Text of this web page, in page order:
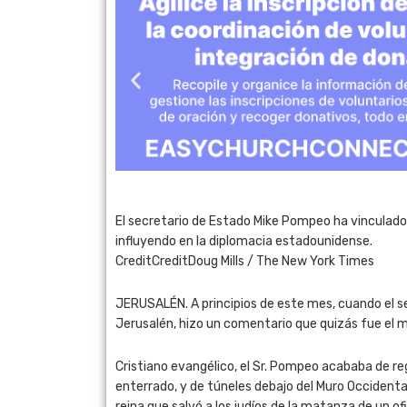
El secretario de Estado Mike Pompeo ha
influyendo en la diplomacia estadounidense.
CreditCreditDoug Mills / The New York Times
JERUSALÉN. A principios de este mes, cuando
Jerusalén, hizo un comentario que quizás fue el
Cristiano evangélico, el Sr. Pompeo acababa de
enterrado, y de túneles debajo del Muro